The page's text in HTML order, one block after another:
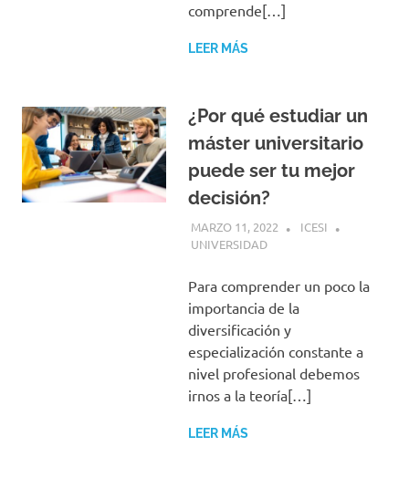
comprende[…]
LEER MÁS
¿Por qué estudiar un
máster universitario
puede ser tu mejor
decisión?
MARZO 11, 2022
ICESI
UNIVERSIDAD
Para comprender un poco la
importancia de la
diversificación y
especialización constante a
nivel profesional debemos
irnos a la teoría[…]
LEER MÁS